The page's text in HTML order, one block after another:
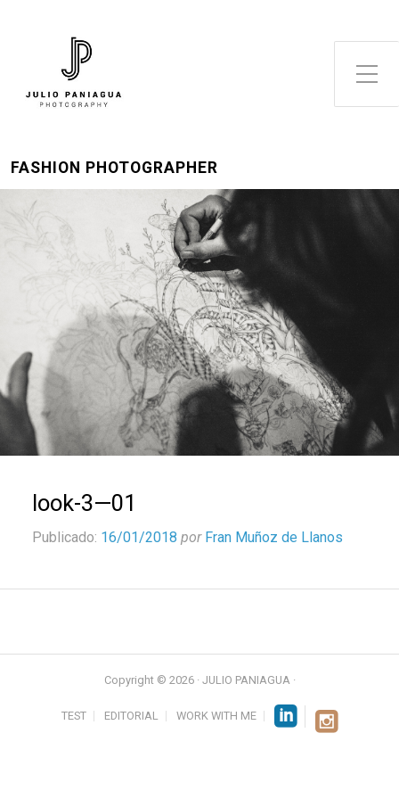
Alternar el menú lateral
FASHION PHOTOGRAPHER
look-3—01
Publicado: 16/01/2018 por Fran Muñoz de Llanos
Copyright © 2026 · JULIO PANIAGUA ·
TEST EDITORIAL WORK WITH ME